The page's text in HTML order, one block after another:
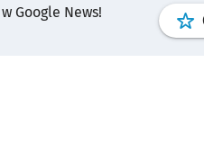
Google News!